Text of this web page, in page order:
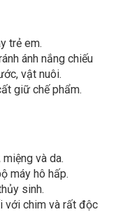
trẻ em.
ánh nắng chiếu
vật nuôi.
giữ chế phẩm.
và da.
máy hô hấp.
sinh.
với chim và rất độc